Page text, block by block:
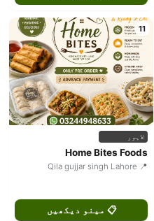
11
لاہور
Home Bites Foods
📍 Qila gujjar singh Lahore
📋 مینو دیکھیں